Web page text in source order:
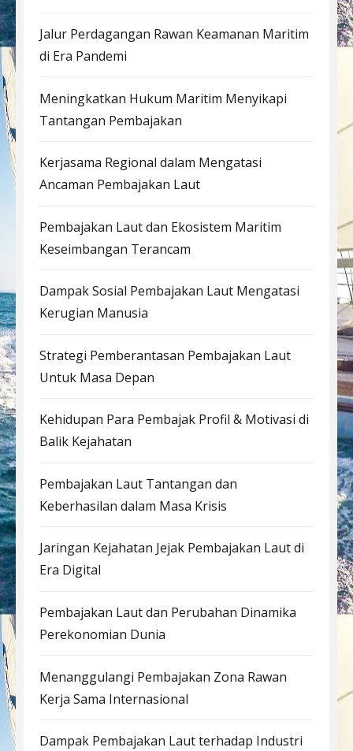
Jalur Perdagangan Rawan Keamanan Maritim
di Era Pandemi
Meningkatkan Hukum Maritim Menyikapi
Tantangan Pembajakan
Kerjasama Regional dalam Mengatasi
Ancaman Pembajakan Laut
Pembajakan Laut dan Ekosistem Maritim
Keseimbangan Terancam
Dampak Sosial Pembajakan Laut Mengatasi
Kerugian Manusia
Strategi Pemberantasan Pembajakan Laut
Untuk Masa Depan
Kehidupan Para Pembajak Profil & Motivasi di
Balik Kejahatan
Pembajakan Laut Tantangan dan
Keberhasilan dalam Masa Krisis
Jaringan Kejahatan Jejak Pembajakan Laut di
Era Digital
Pembajakan Laut dan Perubahan Dinamika
Perekonomian Dunia
Menanggulangi Pembajakan Zona Rawan
Kerja Sama Internasional
Dampak Pembajakan Laut terhadap Industri